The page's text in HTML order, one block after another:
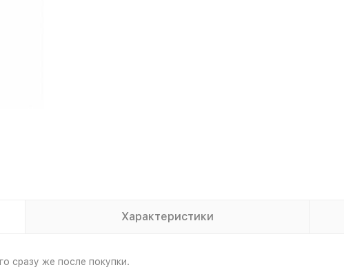
Характеристики
сразу же после покупки.